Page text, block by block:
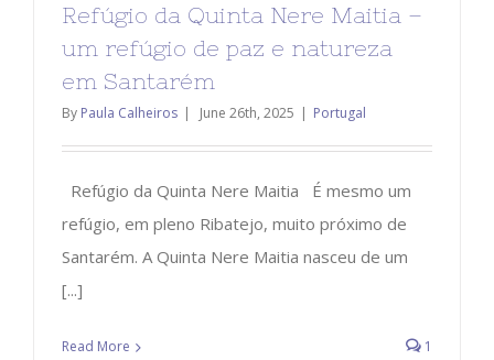
Refúgio da Quinta Nere Maitia –
um refúgio de paz e natureza
em Santarém
By Paula Calheiros | June 26th, 2025 | Portugal
Refúgio da Quinta Nere Maitia É mesmo um
refúgio, em pleno Ribatejo, muito próximo de
Santarém. A Quinta Nere Maitia nasceu de um
[...]
Read More 1